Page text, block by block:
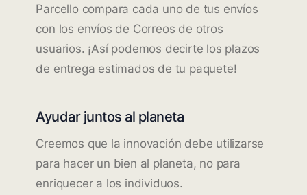
Parcello compara cada uno de tus envíos
con los envíos de Correos de otros
usuarios. ¡Así podemos decirte los plazos
de entrega estimados de tu paquete!
Ayudar juntos al planeta
Creemos que la innovación debe utilizarse
para hacer un bien al planeta, no para
enriquecer a los individuos.